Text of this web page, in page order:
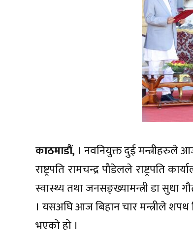
काठमाडौं, । नवनियुक्त दुई मन्त्रीहरुले
राष्ट्रपति रामचन्द्र पौडेलले राष्ट्रपति
स्वास्थ्य तथा जनसङ्ख्यामन्त्री डा
। यसअघि आज बिहान चार मन्त्रीले शपथ
भएको हो ।